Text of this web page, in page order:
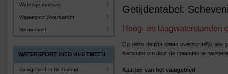
Getijdentabel:
Hoog- en laagwaterstanden
Op deze pagina staan overzichtelijk alle
hieronder om door de maanden te
Kaarten van het vaargebied
Watersportnieuws
Watersport Weerbericht
Nieuwsbrief
WATERSPORT INFO ALGEMEEN
Vaargebieden Nederland